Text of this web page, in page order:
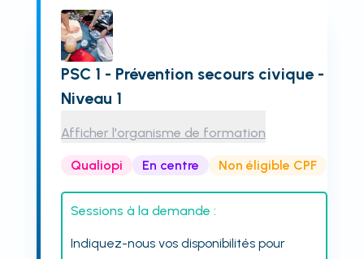
PSC 1 - Prévention secours civique -
Niveau 1
Afficher l'organisme de formation
Qualiopi En centre Non éligible CPF
Sessions à la demande :
Indiquez-nous vos disponibilités pour